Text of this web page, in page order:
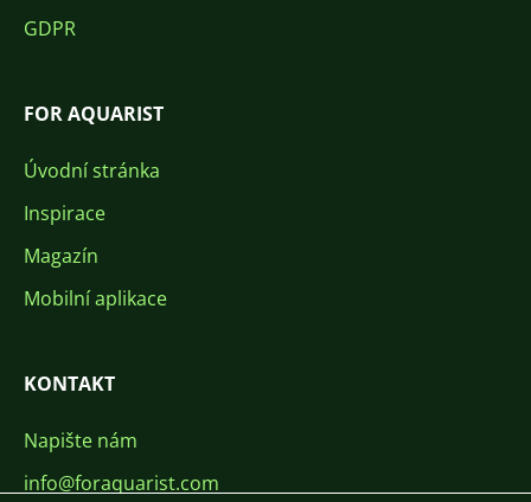
GDPR
FOR AQUARIST
Úvodní stránka
Inspirace
Magazín
Mobilní aplikace
KONTAKT
Napište nám
info@foraquarist.com